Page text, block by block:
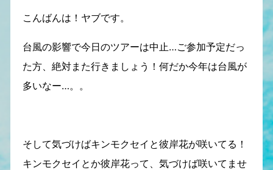
こんばんは！ヤブです。
台風の影響で今日のツアーは中止…ご参加予定だっ
た方、絶対また行きましょう！何だか今年は台風が
多いなー…。。
そして気づけばキンモクセイと彼岸花が咲いてる！
キンモクセイとか彼岸花って、気づけば咲いてませ